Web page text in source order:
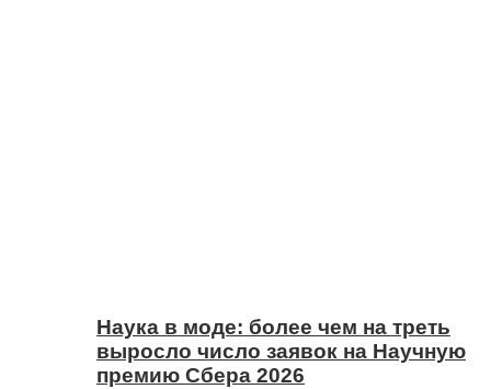
Наука в моде: более чем на треть
выросло число заявок на Научную
премию Сбера 2026